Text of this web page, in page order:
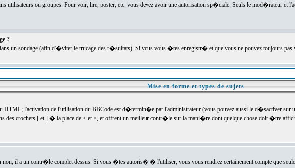
utilisateurs ou groupes. Pour voir, lire, poster, etc. vous devez avoir une autorisation sp�ciale. Seuls le mod�rateur et
?
un sondage (afin d'�viter le trucage des r�sultats). Si vous vous �tes enregistr� et que vous ne pouvez toujours
Mise en forme et types de sujets
l'activation de l'utilisation du BBCode est d�termin�e par l'administrateur (vous pouvez aussi le d�sactiver sur
des crochets [ et ] � la place de < et >, et offrent un meilleur contr�le sur la mani�re dont quelque chose doit �tre
il a un contr�le complet dessus. Si vous �tes autoris� � l'utiliser, vous vous rendrez certainement compte que